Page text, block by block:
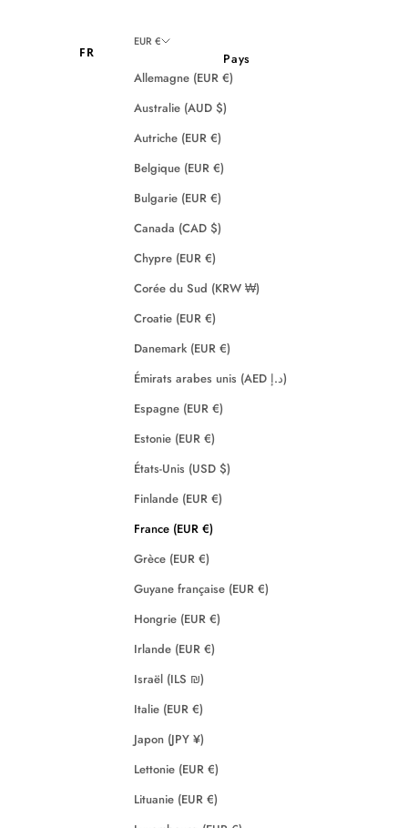
FR
EUR €
Pays
Allemagne (EUR €)
Australie (AUD $)
Autriche (EUR €)
Belgique (EUR €)
Bulgarie (EUR €)
Canada (CAD $)
Chypre (EUR €)
Corée du Sud (KRW ₩)
Croatie (EUR €)
Danemark (EUR €)
Émirats arabes unis (AED د.إ)
Espagne (EUR €)
Estonie (EUR €)
États-Unis (USD $)
Finlande (EUR €)
France (EUR €)
Grèce (EUR €)
Guyane française (EUR €)
Hongrie (EUR €)
Irlande (EUR €)
Israël (ILS ₪)
Italie (EUR €)
Japon (JPY ¥)
Lettonie (EUR €)
Lituanie (EUR €)